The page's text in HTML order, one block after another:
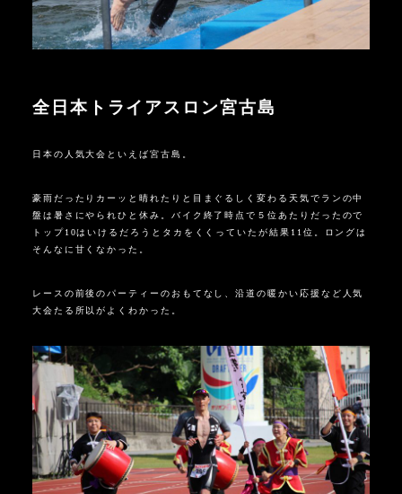
全日本トライアスロン宮古島
日本の人気大会といえば宮古島。
豪雨だったりカーッと晴れたりと目まぐるしく変わる天気でランの中
盤は暑さにやられひと休み。バイク終了時点で５位あたりだったので
トップ10はいけるだろうとタカをくくっていたが結果 11 位。ロングは
そんなに甘くなかった。
レースの前後のパーティーのおもてなし、沿道の暖かい応援など人気
大会たる所以がよくわかった。